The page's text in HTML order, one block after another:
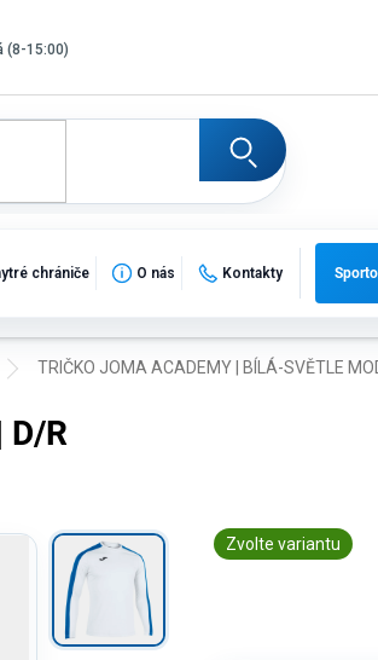
reklamace zboží
chrániče O nás Kontakty
TRIČKO JOMA ACADEMY | BÍLÁ-SVĚTLE
D/R
Zvolte variantu